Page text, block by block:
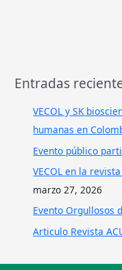
Entradas
VECOL y SK
humanas en
Evento público
VECOL en la
marzo 27, 2026
Evento Orgullosos
Articulo Revista